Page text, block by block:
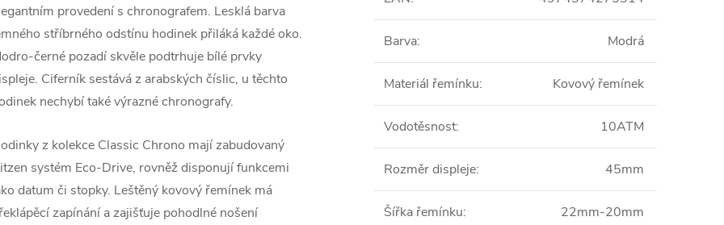
provedení s chronografem. Lesklá barva
stříbrného odstínu hodinek přiláká každé oko.
černé pozadí skvěle podtrhuje bílé prvky
Ciferník sestává z arabských číslic, u těchto
nechybí také výrazné chronografy.
z kolekce Classic Chrono mají zabudovaný
systém Eco-Drive, rovněž disponují funkcemi
datum či stopky. Leštěný kovový řemínek má
zapínání a zajišťuje pohodlné nošení
Barva: Modrá
Materiál řemínku: Kovový řemínek
Vodotěsnost: 10ATM
Rozměr displeje: 45mm
Šířka řemínku: 22mm-20mm